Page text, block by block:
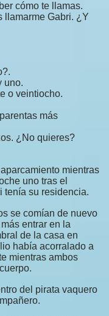
cómo te llamas.
llamarme Gabri. ¿Y
uno.
o veintiocho.
más
¿No quieres?
mientras
uno tras el
tenía su residencia.
se comían de nuevo
entrar en la
de la casa en
había acorralado a
mientras ambos
del pirata vaquero